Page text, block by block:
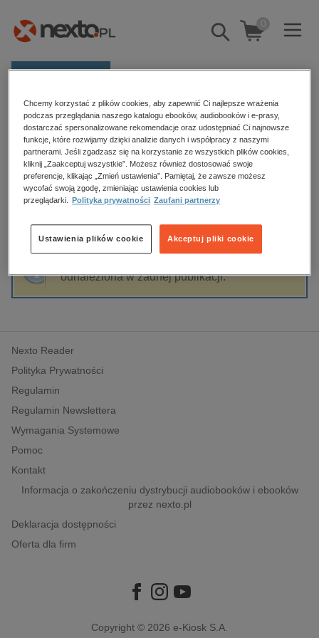
Pokaż/schowaj
wyszukiwarkę
0
Kategorie
Zobacz wszystkie E-prasa
budownictwo, aranżacja wnętrz
biznesowe, branżowe, gospodarka
dzienniki
edukacja
hobby, sport, rozrywka
komputery, internet, technologie, informatyka
polityka, społeczno-informacyjne
psychologiczne
inne
popularno-naukowe
historia
Strona główna Jarosław Czerw
Jarosław Czerw
Sortowanie Filtrowanie
odnaleziona w żadnej publikacji.
Nexto Reader
Polityka Prywatności
Regulamin
Regulamin Newslettera
Wymagania Systemowe
Pomoc
Kontakt
Informacja o zakończeniu dystrybucji audiobooków i ebooków
przez nexto.pl
Deklaracja dostępności
Oferta dla firm
Copyright © 2026 e-Kiosk S.A.
Chcemy korzystać z plików cookies, aby zapewnić Ci najlepsze wrażenia
podczas przeglądania naszego katalogu ebooków, audiobooków i e-prasy,
dostarczać spersonalizowane rekomendacje oraz udostępniać Ci najnowsze
funkcje, które rozwijamy dzięki analizie danych i współpracy z naszymi
partnerami. Jeśli zgadzasz się na korzystanie ze wszystkich plików cookies,
kliknij „Zaakceptuj wszystkie”. Możesz również dostosować swoje
preferencje, klikając „Zmień ustawienia”. Pamiętaj, że zawsze możesz
wycofać swoją zgodę, zmieniając ustawienia cookies lub
przeglądarki.
Polityka prywatności Zaufani partnerzy
Akceptuj pliki cookie
Ustawienia plików cookie